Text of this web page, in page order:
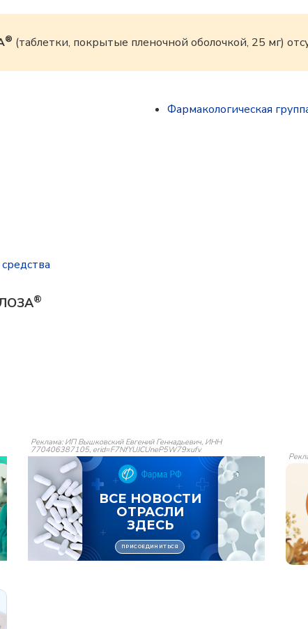
® (таблетки, покрытые пленочной оболочкой, 25 мг)
Фармакологическая
®
Реклама: ИП Вышковский Евгений Геннадьевич, ИНН
770406387105, erid=F7NfYUJCUneP5W79xufv